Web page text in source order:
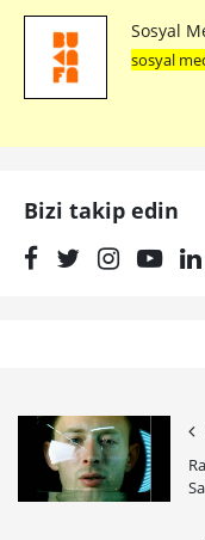
Sosyal
sosyal
Bizi takip edin